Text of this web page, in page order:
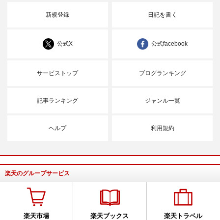
新規登録 日記を書く
公式X 公式facebook
サービストップ ブログランキング
記事ランキング ジャンル一覧
ヘルプ 利用規約
楽天のグループサービス
楽天市場 楽天ブックス 楽天トラベル